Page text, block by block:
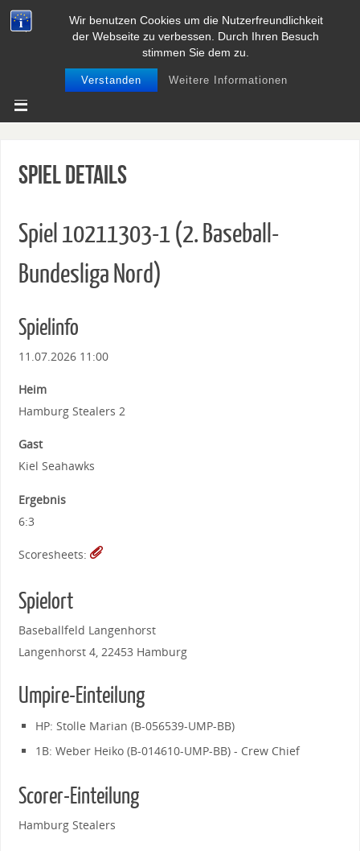
Wir benutzen Cookies um die Nutzerfreundlichkeit
der Webseite zu verbessen. Durch Ihren Besuch
stimmen Sie dem zu.
Verstanden Weitere Informationen
BASEBALL UND SOFTBALL IN
NIEDERSACHSEN
Spiel Details
Spiel 10211303-1 (2. Baseball-
Bundesliga Nord)
Spielinfo
11.07.2026 11:00
Heim
Hamburg Stealers 2
Gast
Kiel Seahawks
Ergebnis
6:3
Scoresheets:
Spielort
Baseballfeld Langenhorst
Langenhorst 4, 22453 Hamburg
Umpire-Einteilung
HP: Stolle Marian (B-056539-UMP-BB)
1B: Weber Heiko (B-014610-UMP-BB) - Crew Chief
Scorer-Einteilung
Hamburg Stealers